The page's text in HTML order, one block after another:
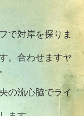
で対岸を探りま
。合わせますヤ
の流心脇でライ